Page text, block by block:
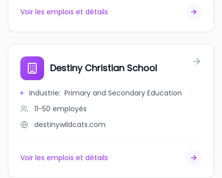
Voir les emplois et détails
Destiny Christian School
Industrie: Primary and Secondary Education
11-50 employés
destinywildcats.com
Voir les emplois et détails